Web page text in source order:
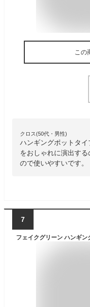
この
クロス(50代・男性)
ハンギングポットタ
をおしゃれに演出す
ので使いやすいです。
7